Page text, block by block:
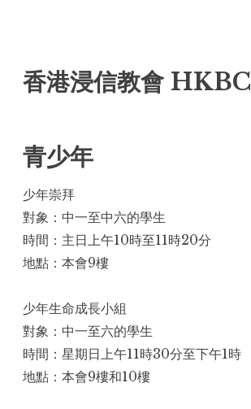
to
香港浸信教會 HKBC
青少年
少年崇拜
對象：中一至中六的學生
時間：主日上午10時至11時20分
地點：本會9樓
少年生命成長小組
對象：中一至六的學生
時間：星期日上午11時30分至下午1時
地點：本會9樓和10樓